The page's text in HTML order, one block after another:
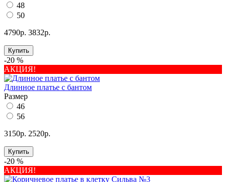
48
50
4790р. 3832р.
Купить
-20 %
АКЦИЯ!
Длинное платье с бантом
Размер
46
56
3150р. 2520р.
Купить
-20 %
АКЦИЯ!